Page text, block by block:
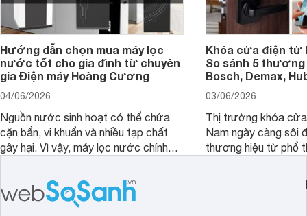
Hướng dẫn chọn mua máy lọc
nước tốt cho gia đình từ chuyên
gia Điện máy Hoàng Cương
04/06/2026
Nguồn nước sinh hoạt có thể chứa
cặn bẩn, vi khuẩn và nhiều tạp chất
gây hại. Vì vậy, máy lọc nước chính
sức khỏe và đảm bảo nguồn nước
sạch cho cả gia đình.
Khóa cửa điện tử
So sánh 5 thương
Bosch, Demax,
03/06/2026
Thị trường khóa
Nam ngày càng sôi
thương hiệu từ phổ
cửa điện tử hãng
sẽ so sánh 5